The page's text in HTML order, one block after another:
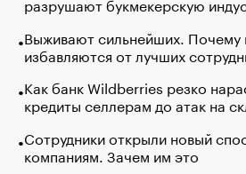
Выживают сильнейших. Почему
избавляются от лучших
Как банк Wildberries резко
кредиты селлерам до атак на
Сотрудники открыли новый
компаниям. Зачем им это